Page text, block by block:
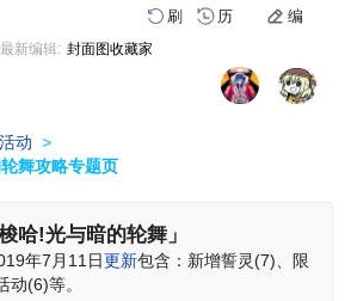
刷 历 编
最新编辑: 封面图收藏家
动 >
舞攻略专题页
梭哈!光与暗的轮舞」
年7月11日更新包含：新增誓灵(7)、限
动(6)等。